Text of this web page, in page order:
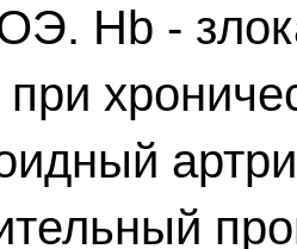
Hb -